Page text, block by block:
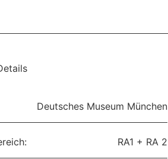
Deutsches Museum München
RA1 + RA 2